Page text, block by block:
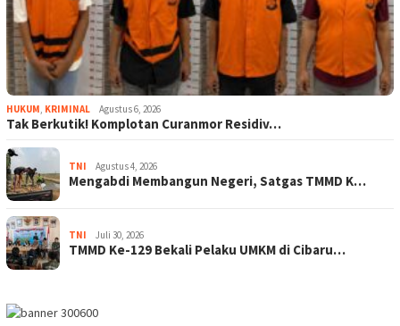
HUKUM, KRIMINAL Agustus 6, 2026
Tak Berkutik! Komplotan Curanmor Residiv…
TNI Agustus 4, 2026
Mengabdi Membangun Negeri, Satgas TMMD K…
TNI Juli 30, 2026
TMMD Ke-129 Bekali Pelaku UMKM di Cibaru…